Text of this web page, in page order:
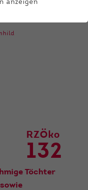
RZÖko
132
Töchter
Dadurch ist
einwandfrei
speichern
anzeigen